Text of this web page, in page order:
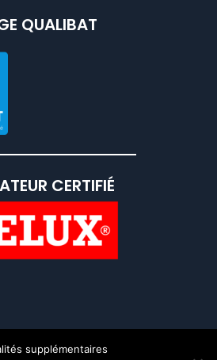
QUALIBAT
CERTIFIÉ
supplémentaires